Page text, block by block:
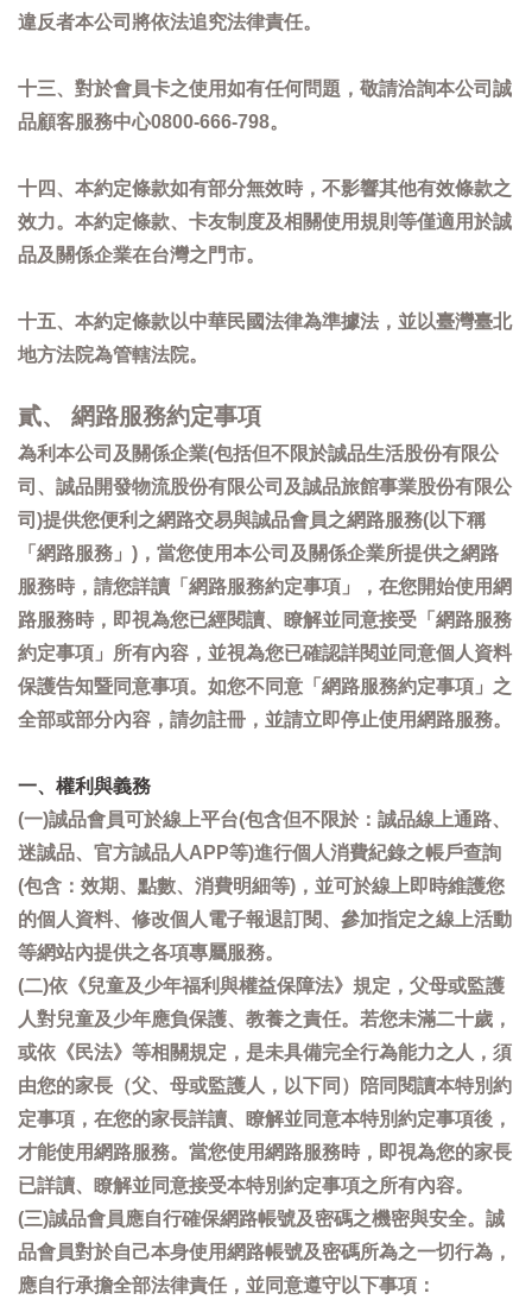
違反者本公司將依法追究法律責任。
十三、對於會員卡之使用如有任何問題，敬請洽詢本公司誠
品顧客服務中心0800-666-798。
十四、本約定條款如有部分無效時，不影響其他有效條款之
效力。本約定條款、卡友制度及相關使用規則等僅適用於誠
品及關係企業在台灣之門市。
十五、本約定條款以中華民國法律為準據法，並以臺灣臺北
地方法院為管轄法院。
貳、 網路服務約定事項
為利本公司及關係企業(包括但不限於誠品生活股份有限公
司、誠品開發物流股份有限公司及誠品旅館事業股份有限公
司)提供您便利之網路交易與誠品會員之網路服務(以下稱
「網路服務」)，當您使用本公司及關係企業所提供之網路
服務時，請您詳讀「網路服務約定事項」，在您開始使用網
路服務時，即視為您已經閱讀、瞭解並同意接受「網路服務
約定事項」所有內容，並視為您已確認詳閱並同意個人資料
保護告知暨同意事項。如您不同意「網路服務約定事項」之
全部或部分內容，請勿註冊，並請立即停止使用網路服務。
一、權利與義務
(一)誠品會員可於線上平台(包含但不限於：誠品線上通路、
迷誠品、官方誠品人APP等)進行個人消費紀錄之帳戶查詢
(包含：效期、點數、消費明細等)，並可於線上即時維護您
的個人資料、修改個人電子報退訂閱、參加指定之線上活動
等網站內提供之各項專屬服務。
(二)依《兒童及少年福利與權益保障法》規定，父母或監護
人對兒童及少年應負保護、教養之責任。若您未滿二十歲，
或依《民法》等相關規定，是未具備完全行為能力之人，須
由您的家長（父、母或監護人，以下同）陪同閱讀本特別約
定事項，在您的家長詳讀、瞭解並同意本特別約定事項後，
才能使用網路服務。當您使用網路服務時，即視為您的家長
已詳讀、瞭解並同意接受本特別約定事項之所有內容。
(三)誠品會員應自行確保網路帳號及密碼之機密與安全。誠
品會員對於自己本身使用網路帳號及密碼所為之一切行為，
應自行承擔全部法律責任，並同意遵守以下事項：